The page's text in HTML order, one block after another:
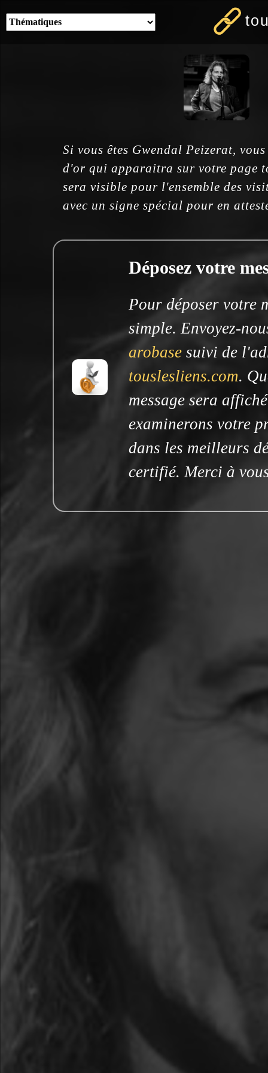
Si vous êtes Gwendal Peizerat,
d'or qui apparaitra sur votre page
sera visible pour l'ensemble des
avec un signe spécial pour en
Déposez votre
Pour déposer votre
simple. Envoyez-
arobase suivi de
touslesliens.com.
message sera
examinerons votre
dans les meilleurs
certifié. Merci à